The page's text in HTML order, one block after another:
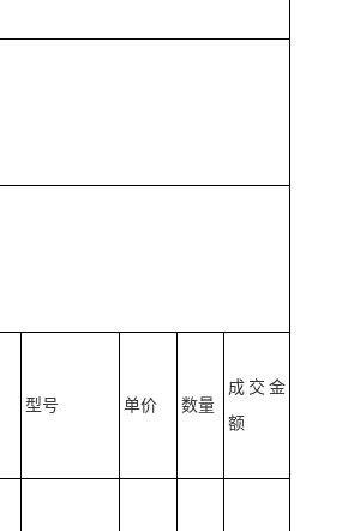
型号 单价 数量
成交金
额